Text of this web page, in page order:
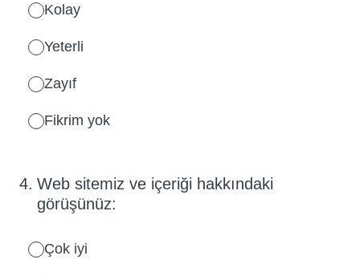
Kolay
Yeterli
Zayıf
Fikrim yok
4. Web sitemiz ve içeriği hakkındaki
görüşünüz:
Çok iyi